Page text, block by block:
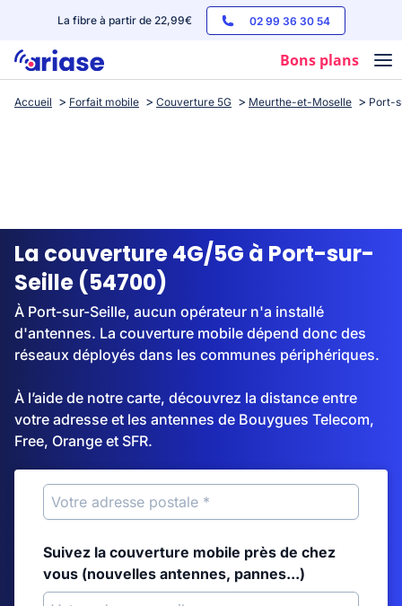
La fibre à partir de 22,99€ 02 99 36 30 54
Bons plans
Box internet
Streaming
Accueil Forfait mobile Couverture 5G Meurthe-et-Moselle Port-
La couverture 4G/5G à Port-sur-
Seille (54700)
À Port-sur-Seille, aucun opérateur n'a installé
d'antennes. La couverture mobile dépend donc des
réseaux déployés dans les communes périphériques.
À l’aide de notre carte, découvrez la distance entre
votre adresse et les antennes de Bouygues Telecom,
Free, Orange et SFR.
Suivez la couverture mobile près de chez
vous (nouvelles antennes, pannes...)